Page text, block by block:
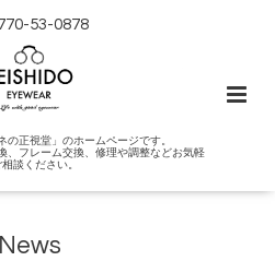
53-0878
の正視堂」のホームページです。
、フレーム交換、修理や調整などお気軽
相談ください。
News